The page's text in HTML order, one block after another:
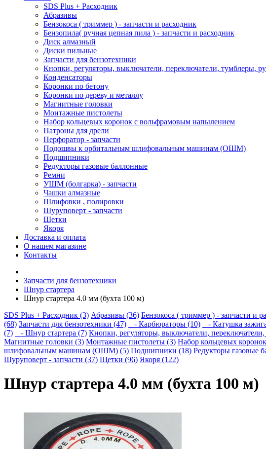
SDS Plus + Расходник
Абразивы
Бензокоса ( триммер ) - запчасти и расходник
Бензопила( ручная цепная пила ) - запчасти и расходник
Диск алмазный
Диски пильные
Запчасти для бензотехники
Кнопки, регуляторы, выключатели, переключатели, тумблеры,
Конденсаторы
Коронки по бетону
Коронки по дереву и металлу
Магнитные головки
Монтажные пистолеты
Набор кольцевых коронок с вольфрамовым напылением
Патроны для дрели
Перфоратор - запчасти
Подошвы к орбитальным шлифовальным машинам (ОШМ)
Подшипники
Редукторы газовые баллонные
Ремни
УШМ (болгарка) - запчасти
Чашки алмазные
Шлифовки , полировки
Шуруповерт - запчасти
Щетки
Якоря
Доставка и оплата
О нашем магазине
Контакты
Запчасти для бензотехники
Шнур стартера
Шнур стартера 4.0 мм (бухта 100 м)
SDS Plus + Расходник (3) Абразивы (36) Бензокоса ( триммер ) - запчасти и
(68) Запчасти для бензотехники (47) - Карбюраторы (10) - Катушка
(7)
- Шнур стартера (7) Кнопки, регуляторы, выключатели,
Магнитные головки (3) Монтажные пистолеты (3) Набор кольцевых
шлифовальным машинам (ОШМ) (5) Подшипники (18) Редукторы газовые
Шуруповерт - запчасти (37) Щетки (96) Якоря (122)
Шнур стартера 4.0 мм (бухта 100 м)